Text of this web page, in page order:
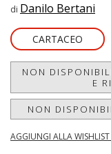
di Danilo Bertani
CARTACEO
NON
E
NON
AGGIUNGI ALLA WISHLIST